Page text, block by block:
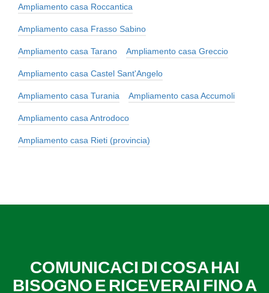
Ampliamento casa Roccantica
Ampliamento casa Frasso Sabino
Ampliamento casa Tarano Ampliamento casa Greccio
Ampliamento casa Castel Sant'Angelo
Ampliamento casa Turania Ampliamento casa Accumoli
Ampliamento casa Antrodoco
Ampliamento casa Rieti (provincia)
COMUNICACI DI COSA HAI
BISOGNO E RICEVERAI FINO A